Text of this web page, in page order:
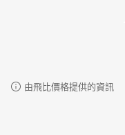
由飛比價格提供的資訊